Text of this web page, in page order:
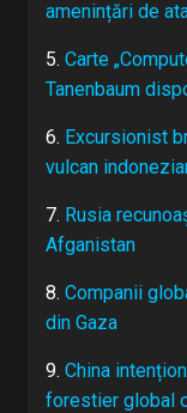
amenințări de
5. Carte
Tanenbaum
6. Excursionist
vulcan
7. Rusia
Afganistan
8. Companii
din Gaza
9. China
forestier global